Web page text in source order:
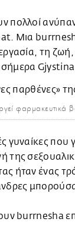
πολλοί
Μια
τη
φαρμακευτικά
γυναίκες
της
ήταν ένας
burrnesha